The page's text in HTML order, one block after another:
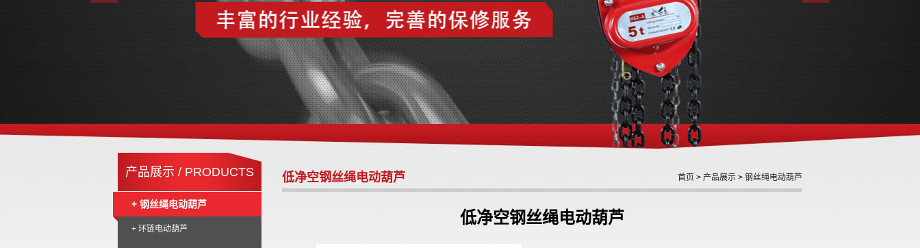
产品展示 / PRODUCTS
+ 钢丝绳电动葫芦
+ 环链电动葫芦
首页 > 产品展示 > 钢丝绳电动葫芦
低净空钢丝绳电动葫芦
低净空钢丝绳电动葫芦